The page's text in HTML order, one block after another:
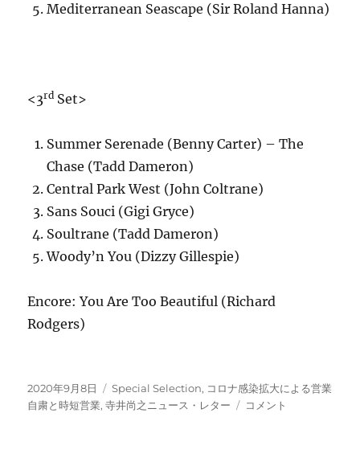
Mediterranean Seascape (Sir Roland Hanna)
<3rd Set>
Summer Serenade (Benny Carter) – The
Chase (Tadd Dameron)
Central Park West (John Coltrane)
Sans Souci (Gigi Gryce)
Soultrane (Tadd Dameron)
Woody’n You (Dizzy Gillespie)
Encore: You Are Too Beautiful (Richard
Rodgers)
投
稿
2020年9月8日
カ
テ
Special Selection, コロナ感染拡大による営業
自粛と時短営業,寺井尚之ニュース・レター
Live
コメント